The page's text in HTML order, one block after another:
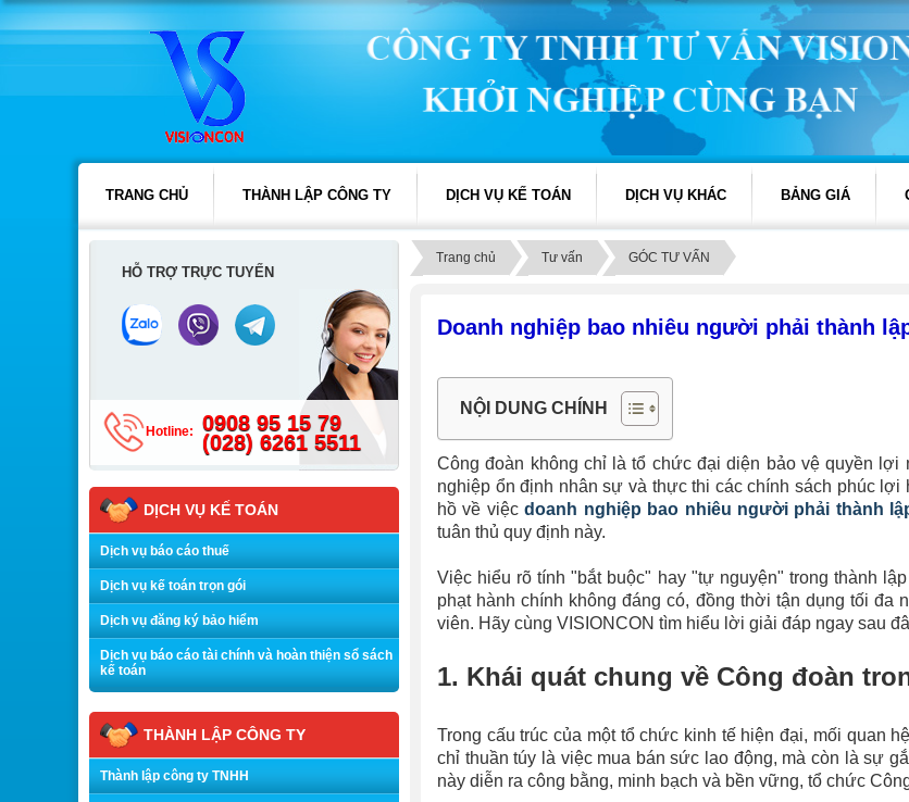
TRANG CHỦ THÀNH LẬP CÔNG TY DỊCH VỤ KẾ TOÁN DỊCH VỤ KHÁC BẢNG GIÁ
Trang chủ Tư vấn GÓC TƯ VẤN
Doanh nghiệp bao nhiêu người phải thành
NỘI DUNG CHÍNH
Công đoàn không chỉ là tổ chức đại diện bảo vệ quyền
nghiệp ổn định nhân sự và thực thi các chính sách phúc
hồ về việcdoanh nghiệp bao nhiêu người phải thành
tuân thủ quy định này.
Việc hiểu rõ tính "bắt buộc" hay "tự nguyện" trong thành
phạt hành chính không đáng có, đồng thời tận dụng tối
viên. Hãy cùng VISIONCON tìm hiểu lời giải đáp ngay sau
1. Khái quát chung về Công đoàn
Trong cấu trúc của một tổ chức kinh tế hiện đại, mối quan
chỉ thuần túy là việc mua bán sức lao động, mà còn là sự
này diễn ra công bằng, minh bạch và bền vững, tổ chức
HỖ TRỢ TRỰC TUYẾN
Hotline:
0908 95 15 79
(028) 6261 5511
DỊCH VỤ KẾ TOÁN
Dịch vụ báo cáo thuế
Dịch vụ kế toán trọn gói
Dịch vụ đăng ký bảo hiểm
Dịch vụ báo cáo tài chính và hoàn thiện sổ sách
kế toán
THÀNH LẬP CÔNG TY
Thành lập công ty TNHH